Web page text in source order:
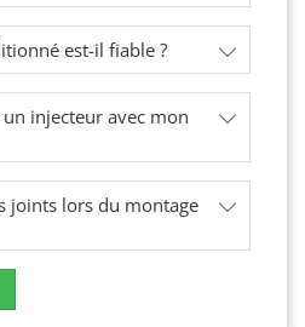
est-il fiable ?
injecteur avec mon
joints lors du montage